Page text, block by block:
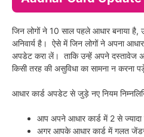
जिन लोगों ने 10 साल पहले आधार बनाया
अनिवार्य है। ऐसे में जिन लोगों ने अपना
अपडेट करा लें। ताकि उन्हें अपने दस्तावेज
किसी तरह की असुविधा का सामना न करना
आधार कार्ड अपडेट से जुड़े नए नियम
आप अपने आधार कार्ड में 2 से ज्यादा
अगर आपके आधार कार्ड में गलत